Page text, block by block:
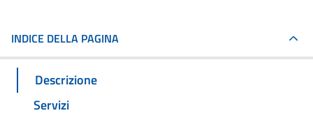
INDICE DELLA PAGINA
Descrizione
Servizi